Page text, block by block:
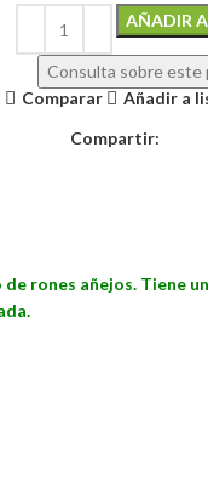
AÑADIR
Consulta sobre este
Comparar
Añadir a
Compartir:
rones añejos. Tiene